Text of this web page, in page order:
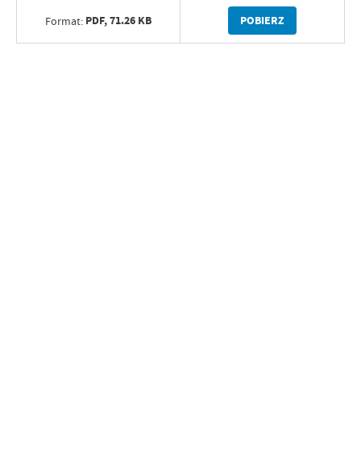
Format: PDF,71.26 KB POBIERZ